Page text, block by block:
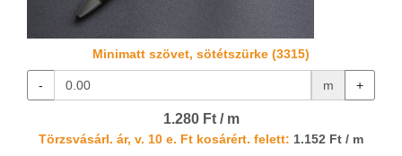
Minimatt szövet, sötétszürke (3315)
- m +
1.280 Ft / m
Törzsvásárl. ár, v. 10 e. Ft kosárért. felett: 1.152 Ft / m